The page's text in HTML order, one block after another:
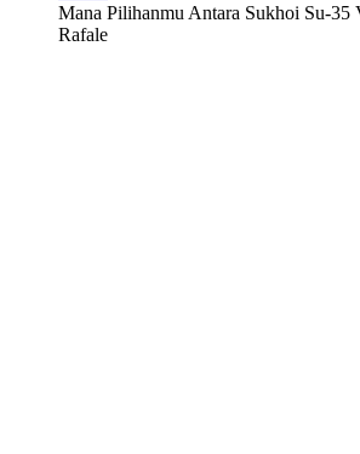
Mana Pilihanmu Antara Sukhoi Su-35
Rafale